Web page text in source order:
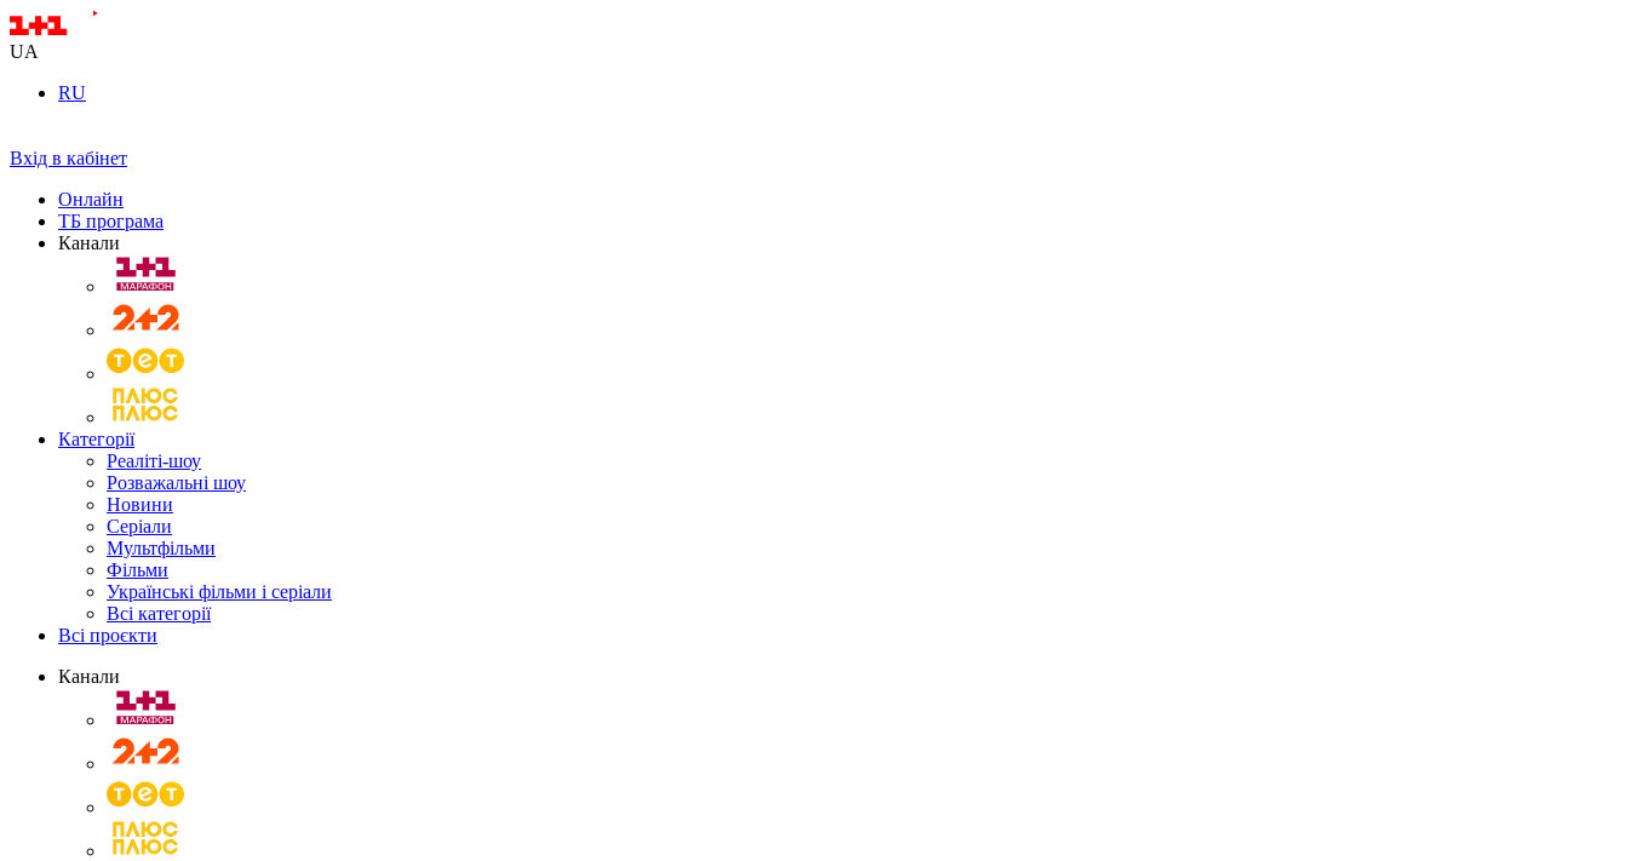
UA
RU
Вхід в кабінет
Онлайн
ТБ програма
Канали
Категорії
Реаліті-шоу
Розважальні шоу
Новини
Серіали
Мультфільми
Фільми
Українські фільми і серіали
Всі категорії
Всі проєкти
Канали